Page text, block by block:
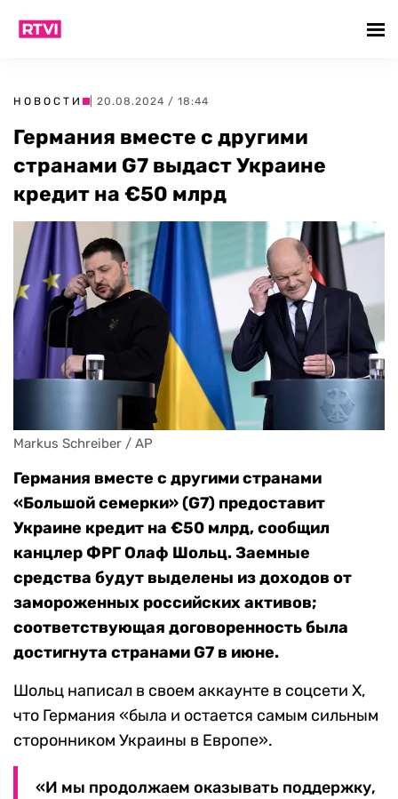
НОВОСТИ | 20.08.2024 / 18:44
Германия вместе с другими
странами G7 выдаст Украине
кредит на €50 млрд
Markus Schreiber / AP
Германия вместе с другими странами
«Большой семерки» (G7) предоставит
Украине кредит на €50 млрд, сообщил
канцлер ФРГ Олаф Шольц. Заемные
средства будут выделены из доходов от
замороженных российских активов;
соответствующая договоренность была
достигнута странами G7 в июне.
Шольц написал в своем аккаунте в соцсети X,
что Германия «была и остается самым сильным
сторонником Украины в Европе».
«И мы продолжаем оказывать поддержку,